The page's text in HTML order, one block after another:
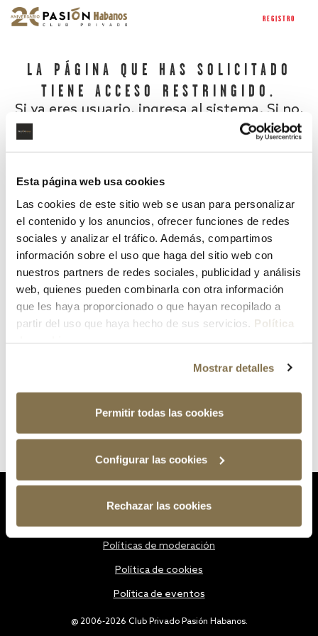
Esta página web usa cookies
Las cookies de este sitio web se usan para personalizar
el contenido y los anuncios, ofrecer funciones de redes
sociales y analizar el tráfico. Además, compartimos
información sobre el uso que haga del sitio web con
nuestros partners de redes sociales, publicidad y análisis
web, quienes pueden combinarla con otra información
que les haya proporcionado o que hayan recopilado a
partir del uso que haya hecho de sus servicios. Política
Mostrar detalles
Permitir todas las cookies
Configurar las cookies
Rechazar las cookies
REGISTRO
LA PÁGINA QUE HAS SOLICITADO
TIENE ACCESO RESTRINGIDO.
Si ya eres usuario, ingresa al sistema. Si no,
¿Has olvidado tu contraseña?
@ 2006-2026 Club Privado Pasión Habanos.
Políticas de moderación
Política de cookies
Política de eventos